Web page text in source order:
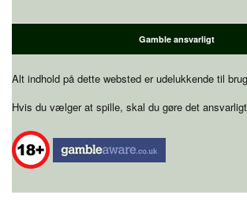
Gamble ansvarligt
Alt indhold på dette websted er udelukkende til
Hvis du vælger at spille, skal du gøre det